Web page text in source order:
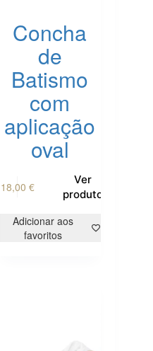
Concha
de
Batismo
com
aplicação
oval
18,00 €
Ver
produto
Adicionar aos
favoritos